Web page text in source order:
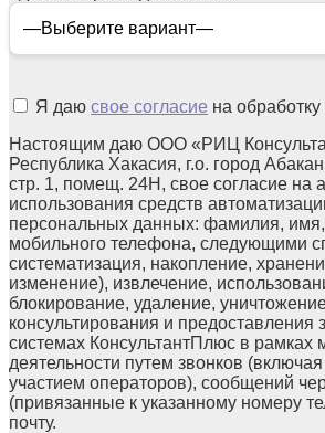
Я даю свое согласие на
Настоящим даю ООО «РИЦ
Республика Хакасия, г.о. город
стр. 1, помещ. 24Н, свое согласие на
использования средств
персональных данных: фамилия,
мобильного телефона, следующими
систематизация, накопление,
изменение), извлечение,
блокирование, удаление,
консультирования и
системах КонсультантПлюс в
деятельности путем звонков
участием операторов), сообщений
(привязанные к указанному номеру
почту.